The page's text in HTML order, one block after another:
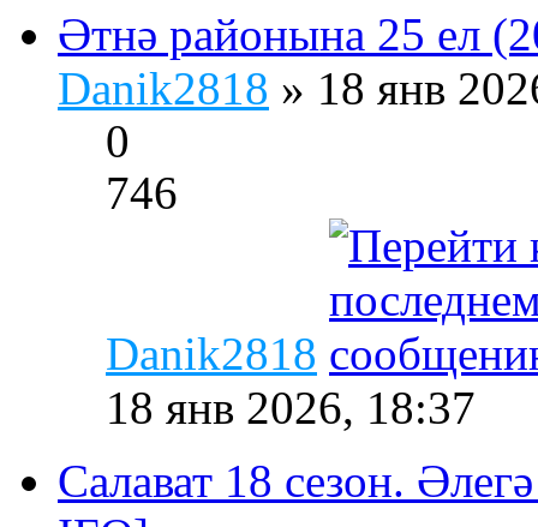
Әтнә районына 25 ел
Danik2818 » 18 янв
0
746
Danik2818
18 янв 2026, 18:37
Салават 18 сезон.